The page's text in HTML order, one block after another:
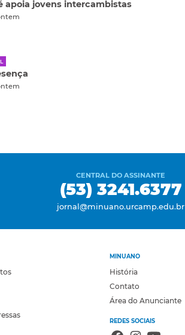
apoia jovens intercambistas
CENTRAL DO ASSINANTE
(53) 3241.6377
jornal@minuano.urcamp.edu.br
MINUANO
História
Contato
Área do Anunciante
REDES SOCIAIS